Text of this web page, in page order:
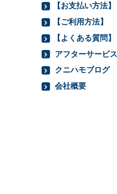
【お支払い方法】
【ご利用方法】
【よくある質問】
アフターサービス
クニハモブログ
会社概要